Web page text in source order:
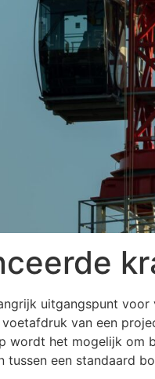
uitgangspunt
van een
wordt het mogelijk
tussen een standaard